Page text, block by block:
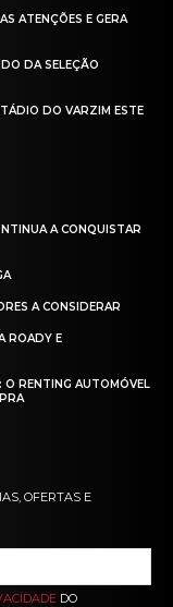
ATENÇÕES E GERA
DA SELEÇÃO
DO VARZIM ESTE
A CONQUISTAR
A CONSIDERAR
ROADY E
RENTING AUTOMÓVEL
OFERTAS E
DO